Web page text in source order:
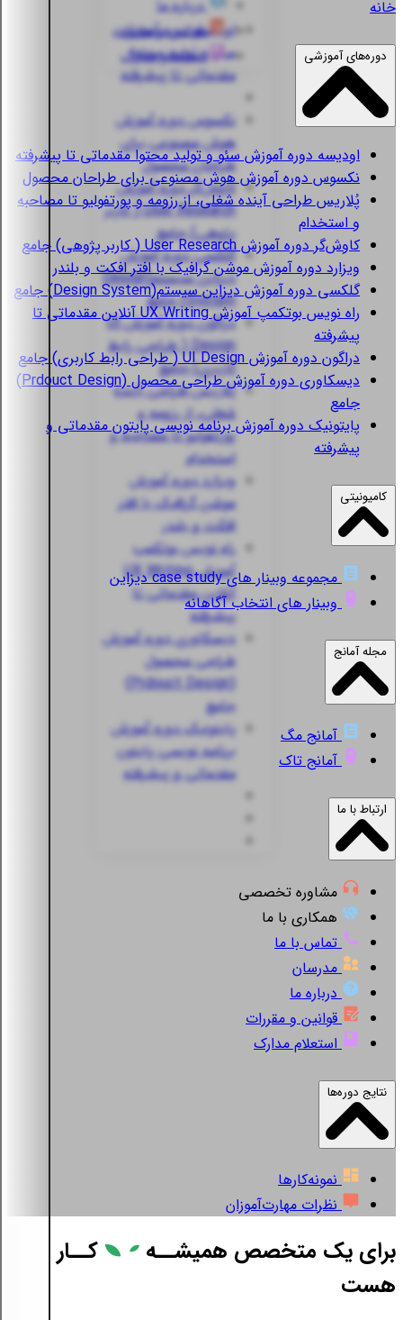
اودیسهدوره آموزش
سئو و تولید محتوا
مقدماتی تا پیشرفته
نکسوسدوره آموزش
هوش مصنوعی برای
طراحان محصول
کاوش‌گردوره آموزش
User Research ( کاربر
پژوهی) جامع
گلکسیدوره آموزش
دیزاین سیستم(Design
System) جامع
دراگون
دوره آموزش UI
Design ( طراحی رابط
کاربری) جامع
پُلاریسطراحی آینده
شغلی، از رزومه و
پورتفولیو تا مصاحبه و
استخدام
ویزارددوره آموزش
موشن گرافیک با افتر
افکت و بلندر
راه نویسبوتکمپ
آموزش UX Writing
آنلاین مقدماتی تا
پیشرفته
دیسکاوریدوره آموزش
طراحی محصول
جامع
پایتونیکدوره آموزش
برنامه نویسی پایتون
مقدماتی و پیشرفته
درباره ما
قوانین و مقررات
استعلام مدارک
خانه
دوره‌های آموزشی
اودیسهدوره آموزش سئو و تولید محتوا مقدماتی تا پیشرفته
نکسوسدوره آموزش هوش مصنوعی برای طراحان محصول
پُلاریسطراحی آینده شغلی، از رزومه و پورتفولیو تا مصاحبه
و استخدام
کاوش‌گردوره آموزش User Research ( کاربر پژوهی) جامع
ویزارددوره آموزش موشن گرافیک با افتر افکت و بلندر
گلکسیدوره آموزش دیزاین سیستم(Design System) جامع
راه نویس
بوتکمپ آموزش UX Writing آنلاین مقدماتی تا
پیشرفته
دراگوندوره آموزش UI Design ( طراحی رابط کاربری) جامع
دیسکاوری
دوره آموزش طراحی محصول (Prdouct Design)
جامع
پایتونیکدوره آموزش برنامه نویسی پایتون مقدماتی و
پیشرفته
کامیونیتی
مجموعه وبینار های case study دیزاین
وبینار های انتخاب آگاهانه
مجله آمانج
آمانج مگ
آمانج تاک
ارتباط با ما
مشاوره تخصصی
همکاری با ما
تماس با ما
مدرسان
درباره ما
قوانین و مقررات
استعلام مدارک
نتایج دوره‌ها
نمونه‌کارها
نظرات مهارت‌آموزان
برای یک متخصص همیشــه
کــار
هست